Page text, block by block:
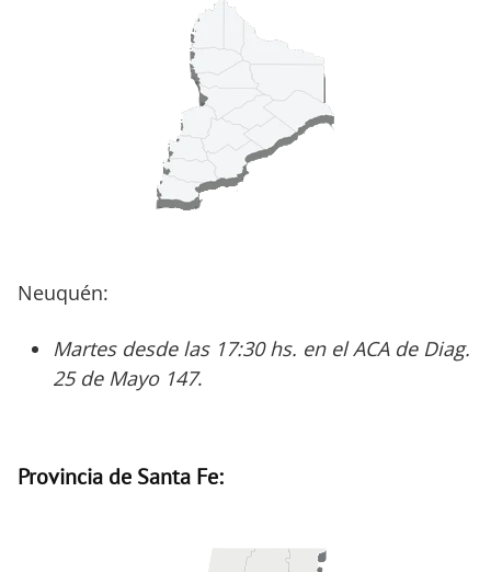
Neuquén:
Martes desde las 17:30 hs. en el ACA de Diag.
25 de Mayo 147.
Provincia de Santa Fe: